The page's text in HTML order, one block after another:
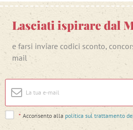
Lasciati ispirare dal
e farsi inviare codici sconto,
mail
* Acconsento alla politica sul trattamento